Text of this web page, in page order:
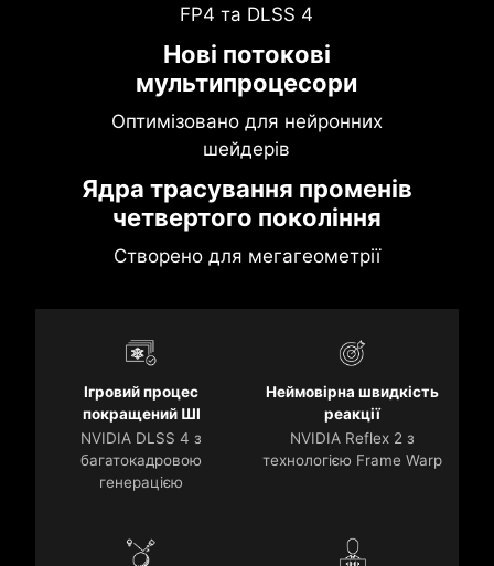
FP4 та DLSS 4
Нові потокові
мультипроцесори
Оптимізовано для нейронних
шейдерів
Ядра трасування променів
четвертого покоління
Створено для мегагеометрії
Ігровий процес
покращений ШІ
NVIDIA DLSS 4 з
багатокадровою
генерацією
Неймовірна швидкість
реакції
NVIDIA Reflex 2 з
технологією Frame Warp